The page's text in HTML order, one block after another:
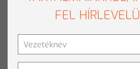
TOVÁBBI HÍREK
LEGFRISSEBB HÍREK
FEL